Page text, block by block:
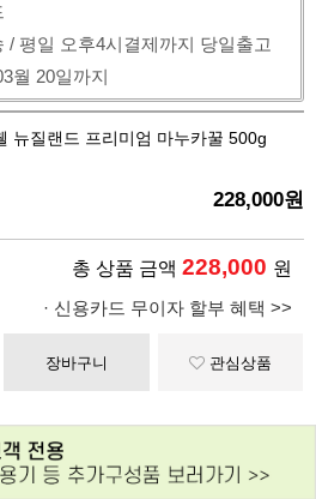
/ 평일 오후4시결제까지 당일출고
월 20일까지
뉴질랜드 프리미엄 마누카꿀 500g
228,000원
총 상품 금액 228,000 원
· 신용카드 무이자 할부 혜택 >>
장바구니 관심상품